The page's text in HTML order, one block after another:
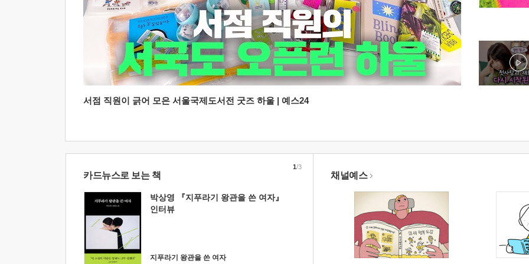
서점 직원이 긁어 모은 서울국제도서전 굿즈 하울 | 예스24
카드뉴스로 보는 책
박상영 『지푸라기 왕관을 쓴 여자』
인터뷰
지푸라기 왕관을 쓴 여자
1/3
채널예스